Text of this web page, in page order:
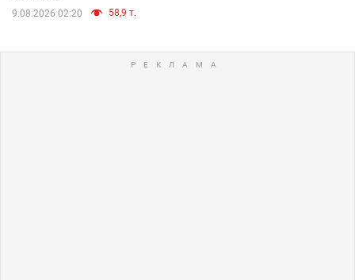
9.08.2026 02:20 58,9 т.